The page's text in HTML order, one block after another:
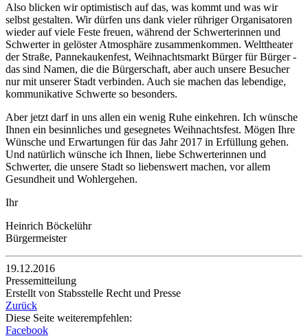
Also blicken wir optimistisch auf das, was kommt und was wir
selbst gestalten. Wir dürfen uns dank vieler rühriger Organisatoren
wieder auf viele Feste freuen, während der Schwerterinnen und
Schwerter in gelöster Atmosphäre zusammenkommen. Welttheater
der Straße, Pannekaukenfest, Weihnachtsmarkt Bürger für Bürger -
das sind Namen, die die Bürgerschaft, aber auch unsere Besucher
nur mit unserer Stadt verbinden. Auch sie machen das lebendige,
kommunikative Schwerte so besonders.
Aber jetzt darf in uns allen ein wenig Ruhe einkehren. Ich wünsche
Ihnen ein besinnliches und gesegnetes Weihnachtsfest. Mögen Ihre
Wünsche und Erwartungen für das Jahr 2017 in Erfüllung gehen.
Und natürlich wünsche ich Ihnen, liebe Schwerterinnen und
Schwerter, die unsere Stadt so liebenswert machen, vor allem
Gesundheit und Wohlergehen.
Ihr
Heinrich Böckelühr
Bürgermeister
19.12.2016
Pressemitteilung
Erstellt von Stabsstelle Recht und Presse
Zurück
Diese Seite weiterempfehlen:
Facebook